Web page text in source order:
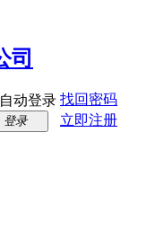
自动登录 找回密码
登录
立即注册